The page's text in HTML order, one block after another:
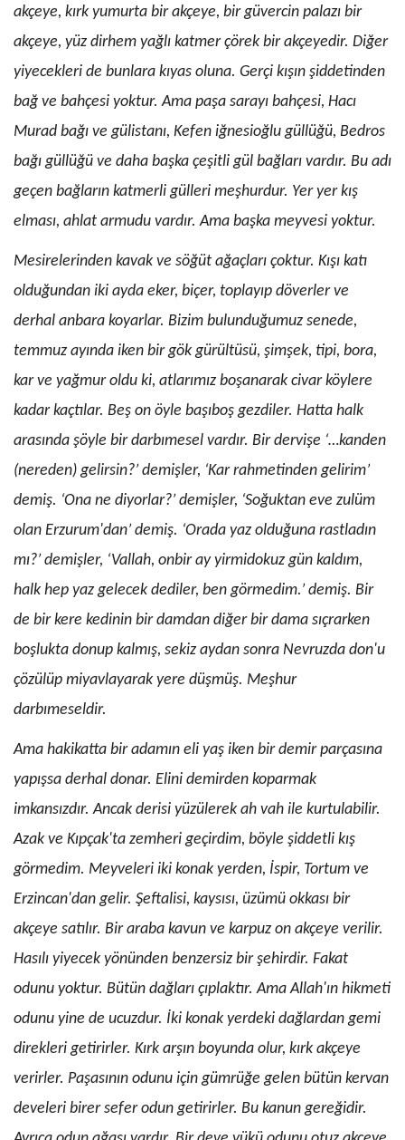
ak­çeye, kırk yumurta bir akçeye, bir güvercin palazı bir
akçeye, yüz dirhem yağlı katmer çörek bir akçeyedir. Diğer
yiyecekleri de bunlara kıyas oluna. Gerçi kışın şiddetinden
bağ ve bahçesi yoktur. Ama paşa sarayı bahçesi, Hacı
Murad bağı ve gülistanı, Kefen iğnesioğlu güllüğü, Bedros
bağı güllüğü ve daha başka çeşitli gül bağları vardır. Bu adı
geçen bağların katmerli gülleri meşhurdur. Yer yer kış
elması, ahlat armudu vardır. Ama başka meyvesi yoktur.
Mesirelerinden kavak ve söğüt ağaçları çoktur. Kışı katı
olduğundan iki ayda eker, biçer, toplayıp döverler ve
derhal anbara koyarlar. Bizim bulunduğumuz senede,
temmuz ayında iken bir gök gürültüsü, şimşek, tipi, bora,
kar ve yağmur oldu ki, atlarımız boşanarak civar köylere
kadar kaçtılar. Beş on öyle başıboş gezdi­ler. Hatta halk
arasında şöyle bir darbımesel vardır. Bir dervişe ‘…kanden
(nereden) gelirsin?’ demişler, ‘Kar rahmetinden gelirim’
demiş. ‘Ona ne diyorlar?’ demişler, ‘Soğuktan eve zulüm
olan Erzurum'dan’ demiş. ‘Orada yaz olduğuna rastladın
mı?’ demişler, ‘Vallah, onbir ay yirmidokuz gün kaldım,
halk hep yaz gelecek dediler, ben görmedim.’ demiş. Bir
de bir kere kedinin bir damdan diğer bir dama sıçrarken
boşlukta donup kalmış, sekiz aydan sonra Nevruzda don'u
çözü­lüp miyavlayarak yere düşmüş. Meşhur
darbımeseldir.
Ama hakikatta bir adamın eli yaş iken bir demir parçasına
yapışsa derhal donar. Elini demirden ko­parmak
imkansızdır. Ancak derisi yüzülerek ah vah ile kurtulabilir.
Azak ve Kıpçak'ta zemheri geçirdim, böyle şiddetli kış
görmedim. Meyveleri iki konak yerden, İspir, Tortum ve
Erzincan'dan gelir. Şeftalisi, kaysısı, üzümü okkası bir
akçeye satılır. Bir araba kavun ve karpuz on akçeye verilir.
Hasılı yiyecek yönünden benzersiz bir şehirdir. Fakat
odunu yoktur. Bütün dağları çıplaktır. Ama Allah'ın hikmeti
odunu yine de ucuzdur. İki konak yerdeki dağlardan gemi
direkleri getirirler. Kırk arşın boyunda olur, kırk akçeye
verirler. Paşasının odunu için gümrüğe gelen bütün kervan
develeri birer sefer odun getirirler. Bu kanun gereğidir.